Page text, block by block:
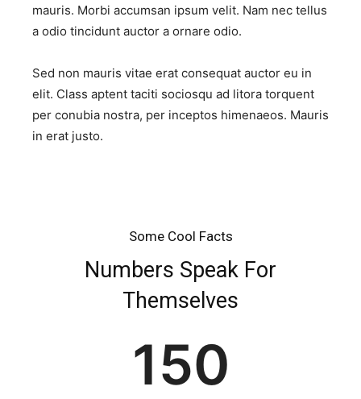
mauris. Morbi accumsan ipsum velit. Nam nec tellus
a odio tincidunt auctor a ornare odio.
Sed non mauris vitae erat consequat auctor eu in
elit. Class aptent taciti sociosqu ad litora torquent
per conubia nostra, per inceptos himenaeos. Mauris
in erat justo.
Some Cool Facts
Numbers Speak For
Themselves
150